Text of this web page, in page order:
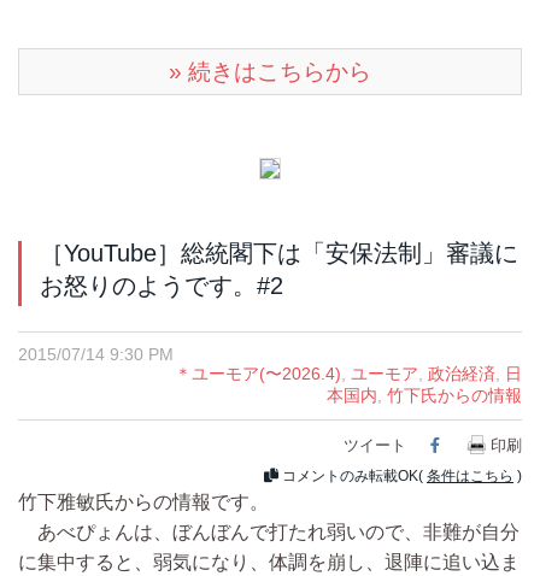
» 続きはこちらから
［YouTube］総統閣下は「安保法制」審議に
お怒りのようです。#2
2015/07/14 9:30 PM
＊ユーモア(〜2026.4)
ユーモア 政治経済
日
本国内 竹下氏からの情報
ツイート Facebook
印刷
コメントのみ転載OK( 条件はこちら )
竹下雅敏氏からの情報です。
あべぴょんは、ぼんぼんで打たれ弱いので、非難が自分
に集中すると、弱気になり、体調を崩し、退陣に追い込ま